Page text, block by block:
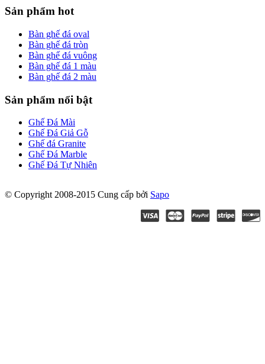
Sản phẩm hot
Bàn ghế đá oval
Bàn ghế đá tròn
Bàn ghế đá vuông
Bàn ghế đá 1 màu
Bàn ghế đá 2 màu
Sản phẩm nổi bật
Ghế Đá Mài
Ghế Đá Giả Gỗ
Ghế đá Granite
Ghế Đá Marble
Ghế Đá Tự Nhiên
© Copyright 2008-2015 Cung cấp bởi Sapo